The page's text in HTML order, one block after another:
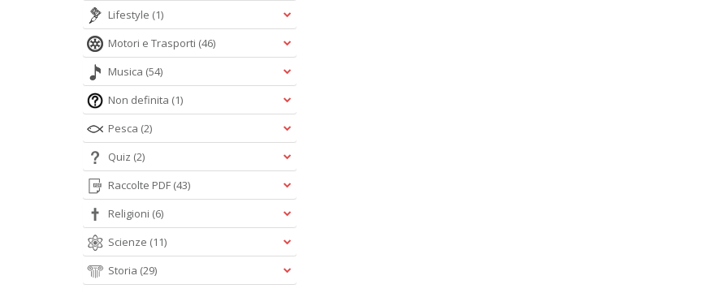
Lifestyle (1)
Motori e Trasporti (46)
Musica (54)
Non definita (1)
Pesca (2)
Quiz (2)
Raccolte PDF (43)
Religioni (6)
Scienze (11)
Storia (29)